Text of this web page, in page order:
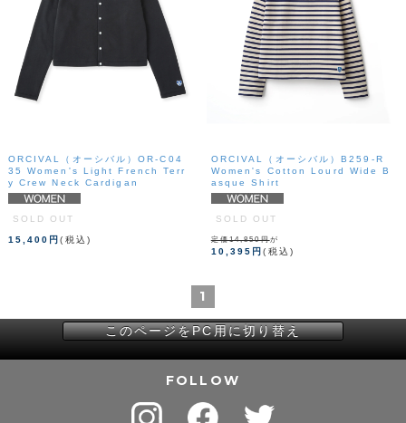
ORCIVAL（オーシバル）OR-C04
35 Women's Light French Terr
y Crew Neck Cardigan
SOLD OUT
15,400円(税込)
ORCIVAL（オーシバル）B259-R
Women's Cotton Lourd Wide B
asque Shirt
SOLD OUT
定価14,850円が
10,395円(税込)
1
FOLLOW
このページをPC用に切り替え